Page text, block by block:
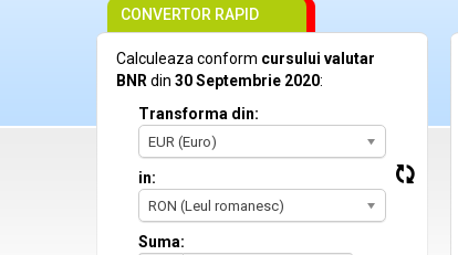
CONVERTOR RAPID
Calculeaza conform cursului valutar
BNR din 30 Septembrie 2020:
Transforma din:
EUR (Euro)
in:
RON (Leul romanesc)
Suma: